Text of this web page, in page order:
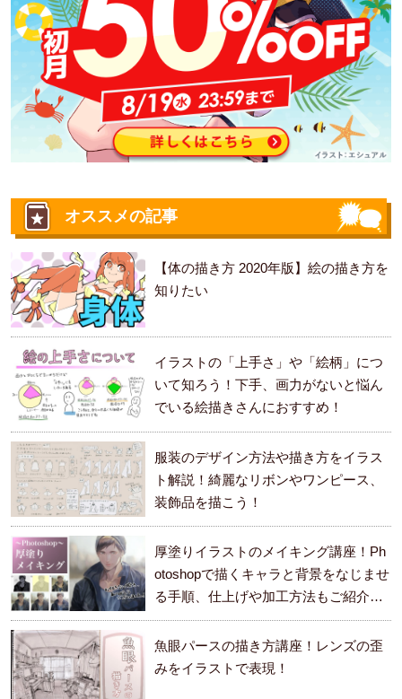
オススメの記事
【体の描き方 2020年版】絵の描き方を
知りたい
イラストの「上手さ」や「絵柄」につ
いて知ろう！下手、画力がないと悩ん
でいる絵描きさんにおすすめ！
服装のデザイン方法や描き方をイラス
ト解説！綺麗なリボンやワンピース、
装飾品を描こう！
厚塗りイラストのメイキング講座！Ph
otoshopで描くキャラと背景をなじませ
る手順、仕上げや加工方法もご紹介し
ます。
魚眼パースの描き方講座！レンズの歪
みをイラストで表現！